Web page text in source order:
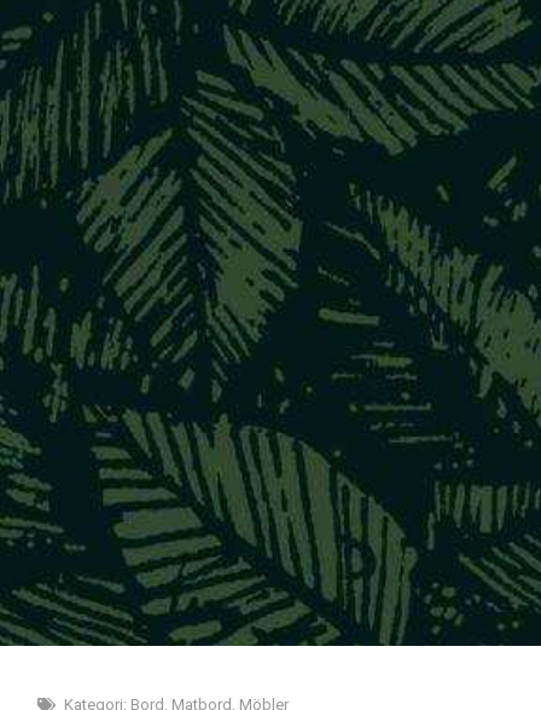
Kategori: Bord Matbord Möbler